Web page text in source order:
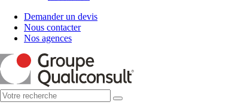
Demander un devis
Nous contacter
Nos agences